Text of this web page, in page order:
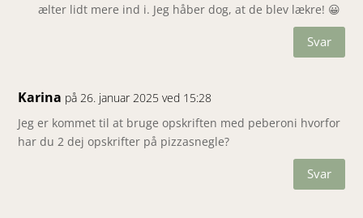
ælter lidt mere ind i. Jeg håber dog, at de blev lækre! 😀
Svar
Karina på 26. januar 2025 ved 15:28
Jeg er kommet til at bruge opskriften med peberoni hvorfor
har du 2 dej opskrifter på pizzasnegle?
Svar